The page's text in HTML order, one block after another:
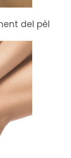
del pèl